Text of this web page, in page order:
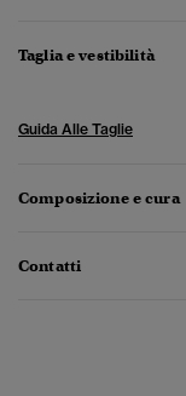
Taglia e vestibilità
Guida Alle Taglie
Composizione e cura
Contatti